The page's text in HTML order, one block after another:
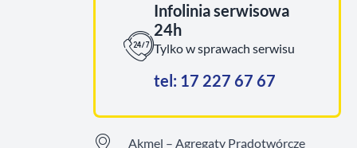
Infolinia serwisowa
24h
Tylko w sprawach serwisu
tel: 17 227 67 67
Akmel – Agregaty Prądotwórcze